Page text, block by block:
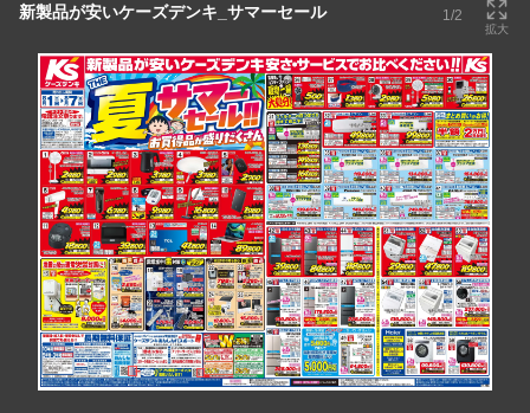
新製品が安いケーズデンキ_サマーセール 1/2
拡大